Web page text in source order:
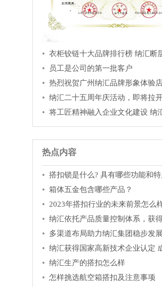
衣柜铰链十大品牌排行榜 纳汇断
员工是公司的第一批客户
热烈祝贺广州纳汇品牌形象体验
纳汇二十五周年庆活动，即将拉
将工匠精神融入企业文化建设 纳
热点内容
搭扣锁是什么? 具有哪些功能和特
箱体五金包含哪些产品？
2023年搭扣行业的未来前景怎么
纳汇依托产品质量控制体系，获
多渠道布局助力纳汇集团稳步发展
纳汇获得国家高新技术企业认定
纳汇生产的搭扣怎么样
怎样挑选航空箱搭扣及注意事项